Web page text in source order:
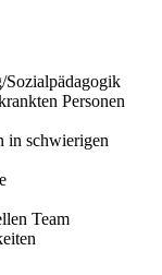
Personen
in schwierigen
Team